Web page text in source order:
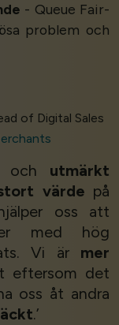
- Queue Fair-
problem och
of Digital Sales
och utmärkt
värde på
oss att
med hög
Vi är mer
eftersom det
oss åt andra
.’